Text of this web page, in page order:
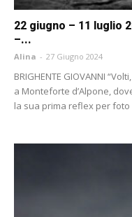
22 giugno – 11 luglio
–...
Alina - 27 Giugno 2024
BRIGHENTE GIOVANNI
a Monteforte d’Alpone,
la sua prima reflex per foto